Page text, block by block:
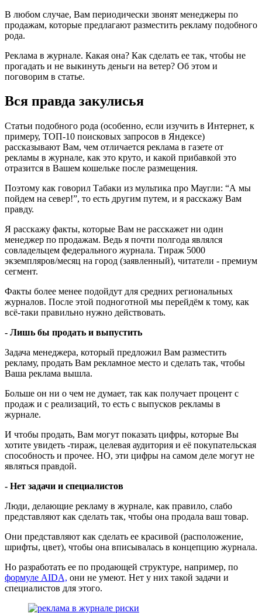
В любом случае, Вам периодически звонят менеджеры по
продажам, которые предлагают разместить рекламу подобного
рода.
Реклама в журнале. Какая она? Как сделать ее так, чтобы не
прогадать и не выкинуть деньги на ветер? Об этом и
поговорим в статье.
Вся правда закулисья
Статьи подобного рода (особенно, если изучить в Интернет, к
примеру, ТОП-10 поисковых запросов в Яндексе)
рассказывают Вам, чем отличается реклама в газете от
рекламы в журнале, как это круто, и какой прибавкой это
отразится в Вашем кошельке после размещения.
Поэтому как говорил Табаки из мультика про Маугли: “А мы
пойдем на север!”, то есть другим путем, и я расскажу Вам
правду.
Я расскажу факты, которые Вам не расскажет ни один
менеджер по продажам. Ведь я почти полгода являлся
совладельцем федерального журнала. Тираж 5000
экземпляров/месяц на город (заявленный), читатели - премиум
сегмент.
Факты более менее подойдут для средних региональных
журналов. После этой подноготной мы перейдём к тому, как
всё-таки правильно нужно действовать.
- Лишь бы продать и выпустить
Задача менеджера, который предложил Вам разместить
рекламу, продать Вам рекламное место и сделать так, чтобы
Ваша реклама вышла.
Больше он ни о чем не думает, так как получает процент с
продаж и с реализаций, то есть с выпусков рекламы в
журнале.
И чтобы продать, Вам могут показать цифры, которые Вы
хотите увидеть -тираж, целевая аудитория и её покупательская
способность и прочее. НО, эти цифры на самом деле могут не
являться правдой.
- Нет задачи и специалистов
Люди, делающие рекламу в журнале, как правило, слабо
представляют как сделать так, чтобы она продала ваш товар.
Они представляют как сделать ее красивой (расположение,
шрифты, цвет), чтобы она вписывалась в концепцию журнала.
Но разработать ее по продающей структуре, например, по
формуле AIDA, они не умеют. Нет у них такой задачи и
специалистов для этого.